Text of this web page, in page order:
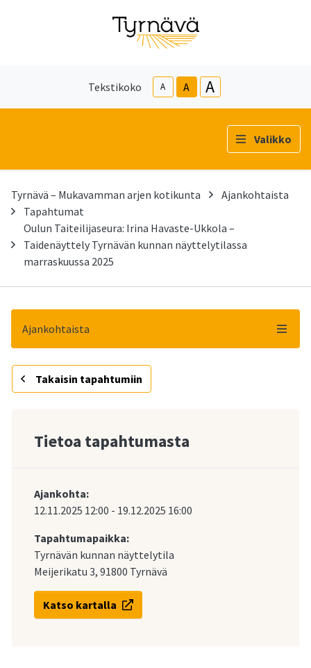
Tekstikoko A A A
Valikko
Tyrnävä – Mukavamman arjen kotikunta
Ajankohtaista
Tapahtumat
Oulun Taiteilijaseura: Irina Havaste-Ukkola –
Taidenäyttely Tyrnävän kunnan näyttelytilassa
marraskuussa 2025
Ajankohtaista
Takaisin tapahtumiin
Tietoa tapahtumasta
Ajankohta:
12.11.2025 12:00 - 19.12.2025 16:00
Tapahtumapaikka:
Tyrnävän kunnan näyttelytila
Meijerikatu 3, 91800 Tyrnävä
Katso kartalla